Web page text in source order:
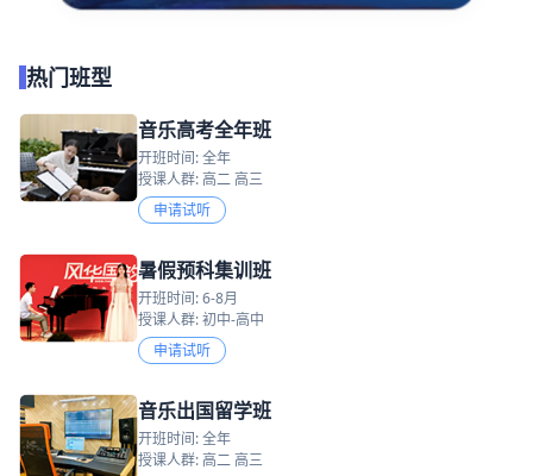
热门班型
音乐高考全年班
开班时间: 全年
授课人群: 高二 高三
申请试听
暑假预科集训班
开班时间: 6-8月
授课人群: 初中-高中
申请试听
音乐出国留学班
开班时间: 全年
授课人群: 高二 高三